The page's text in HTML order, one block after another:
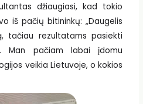
džiaugiasi, kad tokio
iš pačių bitininkų: „Daugelis
tačiau rezultatams pasiekti
Man pačiam labai įdomu
veikia Lietuvoje, o kokios